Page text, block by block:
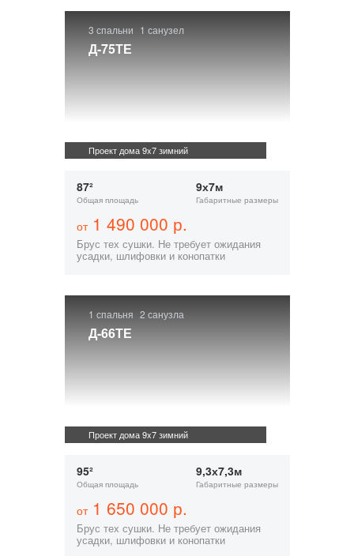
3 спальни 1 санузел
Д-75ТЕ
Проект дома 9x7 зимний
87²
Общая площадь
9х7м
Габаритные размеры
от1 490 000 р.
Брус тех сушки. Не требует ожидания
усадки, шлифовки и конопатки
1 спальня 2 санузла
Д-66ТЕ
Проект дома 9x7 зимний
95²
Общая площадь
9,3х7,3м
Габаритные размеры
от1 650 000 р.
Брус тех сушки. Не требует ожидания
усадки, шлифовки и конопатки